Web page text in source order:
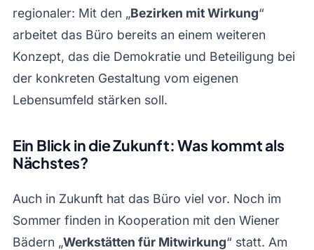
regionaler: Mit den „Bezirken mit Wirkung“
arbeitet das Büro bereits an einem weiteren
Konzept, das die Demokratie und Beteiligung bei
der konkreten Gestaltung vom eigenen
Lebensumfeld stärken soll.
Ein Blick in die Zukunft: Was kommt als
Nächstes?
Auch in Zukunft hat das Büro viel vor. Noch im
Sommer finden in Kooperation mit den Wiener
Bädern „Werkstätten für Mitwirkung“ statt. Am